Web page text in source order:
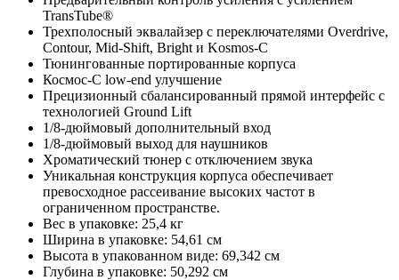
TransTube®
Трехполосный эквалайзер с переключателями Overdrive,
Contour, Mid-Shift, Bright и Kosmos-C
Тюнингованные портированные корпуса
Космос-С low-end улучшение
Прецизионный сбалансированный прямой интерфейс с
технологией Ground Lift
1/8-дюймовый дополнительный вход
1/8-дюймовый выход для наушников
Хроматический тюнер с отключением звука
Уникальная конструкция корпуса обеспечивает
превосходное рассеивание высоких частот в
ограниченном пространстве.
Вес в упаковке: 25,4 кг
Ширина в упаковке: 54,61 см
Высота в упакованном виде: 69,342 см
Глубина в упаковке: 50,292 см